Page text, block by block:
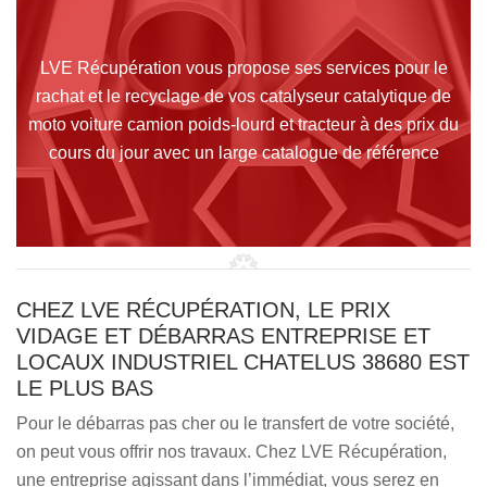
LVE Récupération vous propose ses services pour le
rachat et le recyclage de vos catalyseur catalytique de
moto voiture camion poids-lourd et tracteur à des prix du
cours du jour avec un large catalogue de référence
CHEZ LVE RÉCUPÉRATION, LE PRIX
VIDAGE ET DÉBARRAS ENTREPRISE ET
LOCAUX INDUSTRIEL CHATELUS 38680 EST
LE PLUS BAS
Pour le débarras pas cher ou le transfert de votre société,
on peut vous offrir nos travaux. Chez LVE Récupération,
une entreprise agissant dans l’immédiat, vous serez en